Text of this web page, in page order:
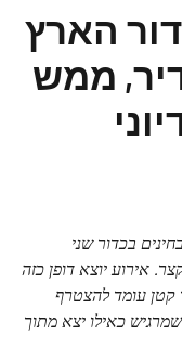
הארץ
ממש
בכדור שני
אירוע יוצא דופן כזה
קטן עומד להצטרף
כאילו יצא מתוך